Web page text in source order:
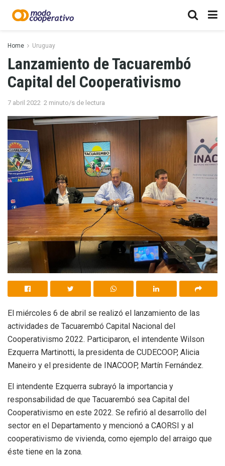
Home Uruguay
Lanzamiento de Tacuarembó
Capital del Cooperativismo
7 abril 2022 2 minuto/s de lectura
El miércoles 6 de abril se realizó el lanzamiento de las
actividades de Tacuarembó Capital Nacional del
Cooperativismo 2022. Participaron, el intendente Wilson
Ezquerra Martinotti, la presidenta de CUDECOOP, Alicia
Maneiro y el presidente de INACOOP, Martín Fernández.
El intendente Ezquerra subrayó la importancia y
responsabilidad de que Tacuarembó sea Capital del
Cooperativismo en este 2022. Se refirió al desarrollo del
sector en el Departamento y mencionó a CAORSI y al
cooperativismo de vivienda, como ejemplo del arraigo que
éste tiene en la zona.